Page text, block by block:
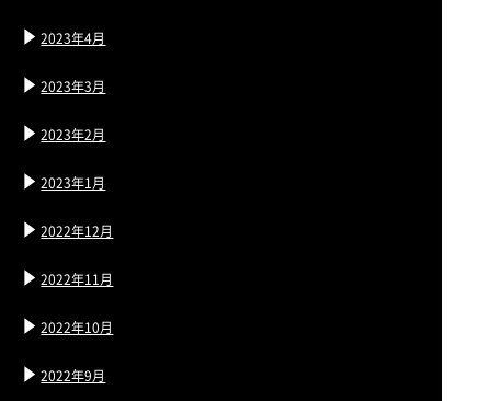
2023年4月
2023年3月
2023年2月
2023年1月
2022年12月
2022年11月
2022年10月
2022年9月